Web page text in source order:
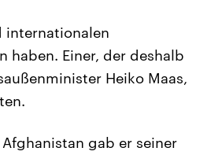
internationalen
haben. Einer, der deshalb
Heiko Maas,
gab er seiner